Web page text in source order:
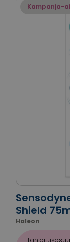
Kampanja-
Shield
Haleon